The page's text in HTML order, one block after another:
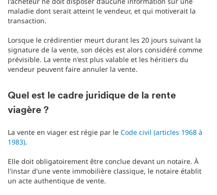
maladie dont serait atteint le vendeur, et qui motiverait la
transaction.
Lorsque le crédirentier meurt durant les 20 jours suivant la
signature de la vente, son décès est alors considéré comme
prévisible. La vente n'est plus valable et les héritiers du
vendeur peuvent faire annuler la vente.
Quel est le cadre juridique de la rente
viagère ?
La vente en viager est régie par le Code civil (articles 1968 à
1983).
Elle doit obligatoirement être conclue devant un notaire. À
l'instar d'une vente immobilière classique, le notaire établit
un acte authentique de vente.